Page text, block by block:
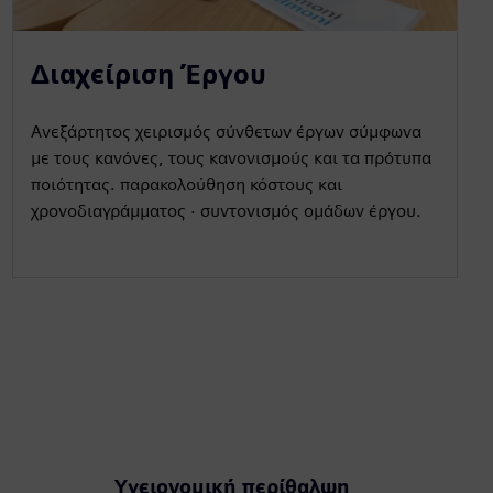
Διαχείριση Έργου
Ανεξάρτητος χειρισμός σύνθετων έργων σύμφωνα
με τους κανόνες, τους κανονισμούς και τα πρότυπα
ποιότητας. παρακολούθηση κόστους και
χρονοδιαγράμματος · συντονισμός ομάδων έργου.
Υγειονομική περίθαλψη